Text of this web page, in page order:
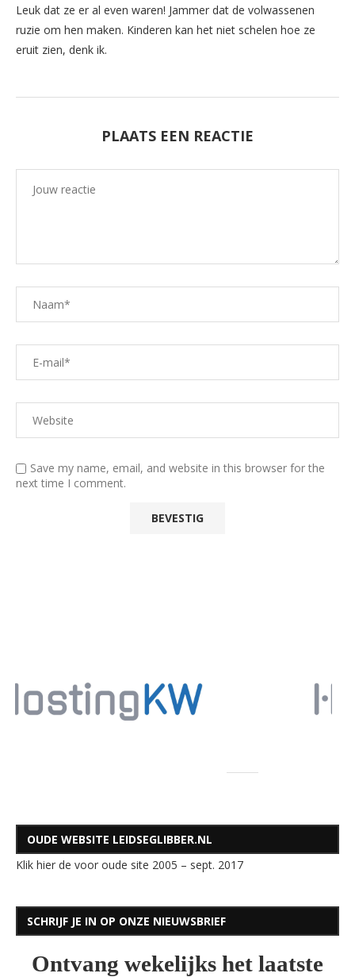
Leuk dat ze er al even waren! Jammer dat de volwassenen
ruzie om hen maken. Kinderen kan het niet schelen hoe ze
eruit zien, denk ik.
PLAATS EEN REACTIE
Save my name, email, and website in this browser for the
next time I comment.
OUDE WEBSITE LEIDSEGLIBBER.NL
Klik hier de voor oude site 2005 – sept. 2017
SCHRIJF JE IN OP ONZE NIEUWSBRIEF
Ontvang wekelijks het laatste